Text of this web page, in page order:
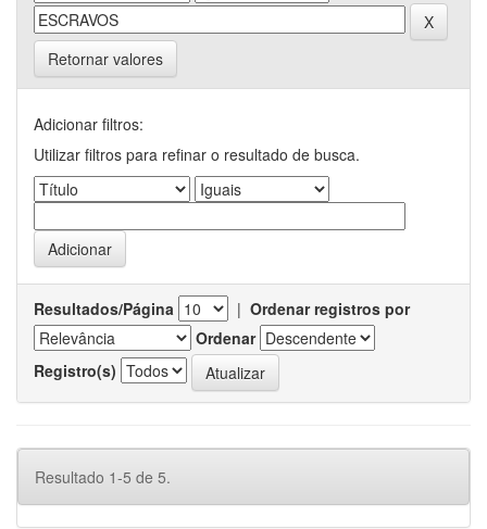
Retornar valores
Adicionar filtros:
Utilizar filtros para refinar o resultado de busca.
Resultados/Página | Ordenar registros por
Ordenar
Registro(s)
Resultado 1-5 de 5.